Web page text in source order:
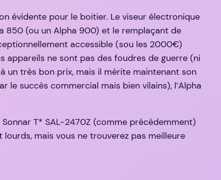
évidente pour le boitier. Le viseur électronique
850 (ou un Alpha 900) et le remplaçant de
accessible (sou les 2000€)
appareils ne sont pas des foudres de guerre (ni
un très bon prix, mais il mérite maintenant son
le succès commercial mais bien vilains), l’Alpha
T* SAL-2470Z (comme précédemment)
mais vous ne trouverez pas meilleure